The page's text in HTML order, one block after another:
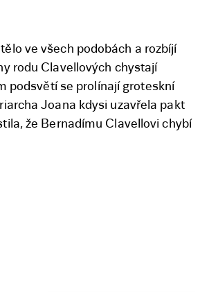
ve všech podobách a rozbíjí
rodu Clavellových chystají
podsvětí se prolínají groteskní
Joana kdysi uzavřela pakt
že Bernadímu Clavellovi chybí